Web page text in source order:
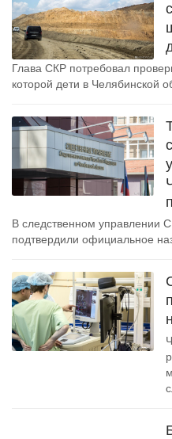
Глава СКР потребовал
которой дети в Челябинской
В следственном управлении
подтвердили официальное